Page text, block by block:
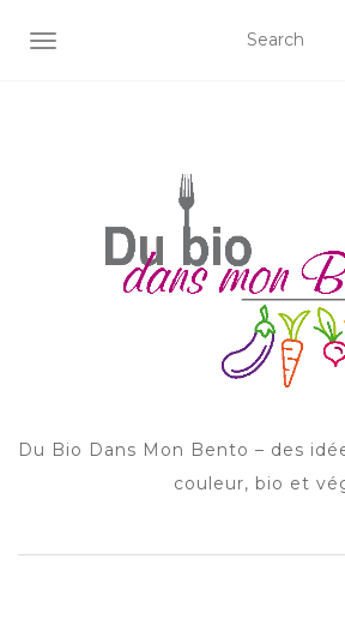
AFFICHER/MASQUER LA
Du Bio Dans Mon Bento – des
couleur, bio et